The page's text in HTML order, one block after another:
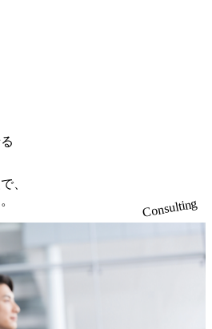
たファームを選ぶことができま
さんのエージェントの方
ックが的確だったのでなんとか
ないかと思います。 転職前は年収
万円になりました。
と強く感じました。 自分が行き
から複数内定をいただけまし
後迷わずに受託することができ
お世話になる前は、リファラル採
ど真剣に対策をせず転職活動を
いました。プロのエージェント
りとフィードバックをいただいた
ができるようになりました。 転
年収700万円になりました。 事業
必要になるスキルが全く異なる
ルは活かしつつもまずはコンサ
、
Consulting